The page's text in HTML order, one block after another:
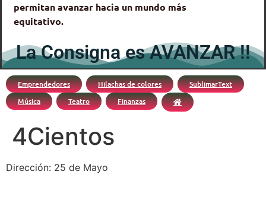
permitan avanzar hacia un mundo más
equitativo.
La Consigna es AVANZAR !!
Emprendedores Hilachas de colores
SublimarText
Música
Teatro Finanzas
4Cientos
Dirección: 25 de Mayo